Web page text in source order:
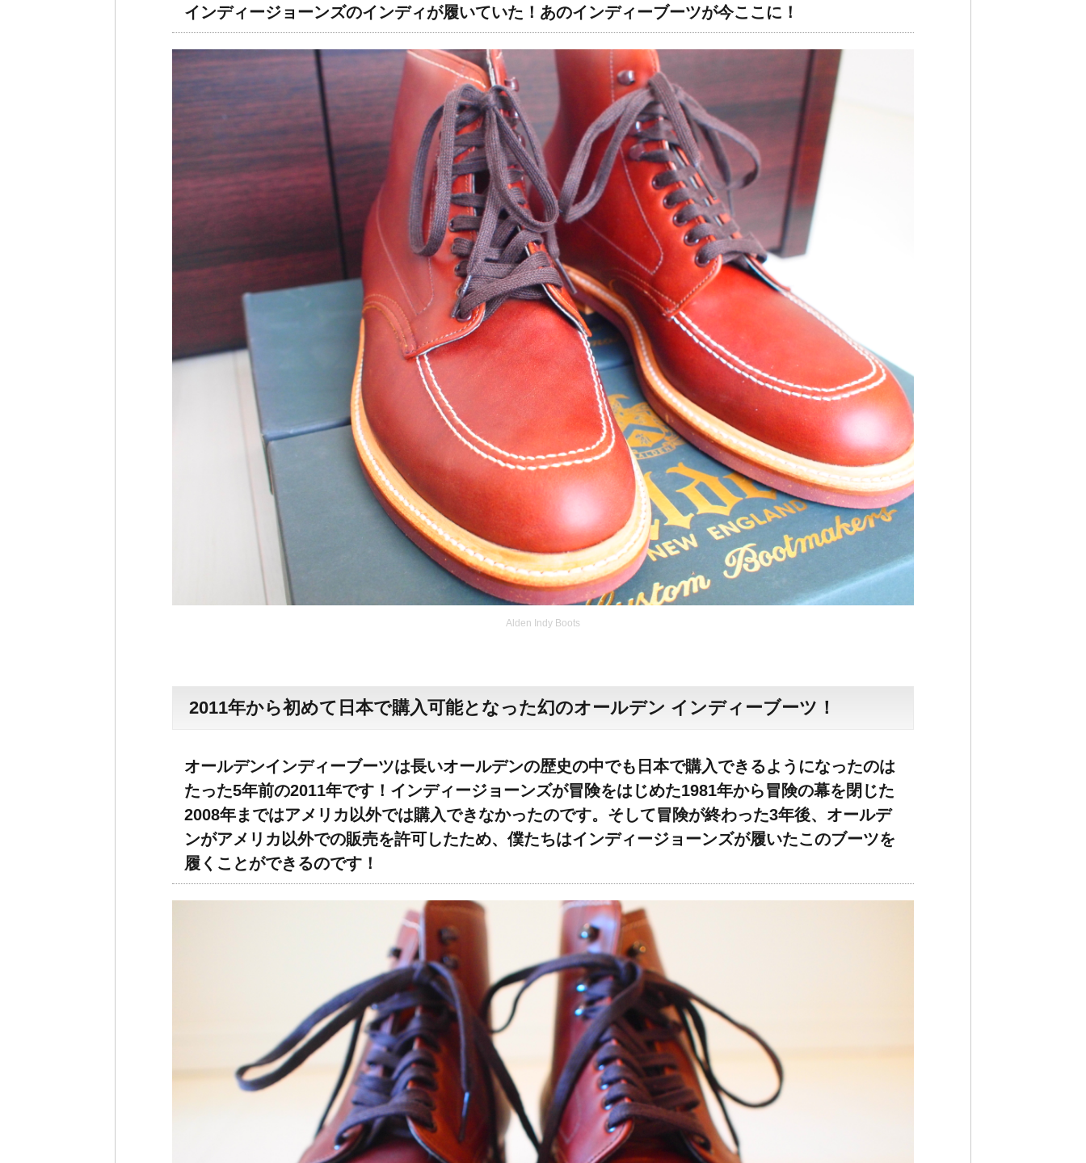
インディージョーンズのインディが履いていた！あのインディーブーツが今ここに！
Alden Indy Boots
2011年から初めて日本で購入可能となった幻のオールデン インディーブーツ！
オールデンインディーブーツは長いオールデンの歴史の中でも日本で購入できるようになったのは
たった5年前の2011年です！インディージョーンズが冒険をはじめた1981年から冒険の幕を閉じた
2008年まではアメリカ以外では購入できなかったのです。そして冒険が終わった3年後、オールデ
ンがアメリカ以外での販売を許可したため、僕たちはインディージョーンズが履いたこのブーツを
履くことができるのです！